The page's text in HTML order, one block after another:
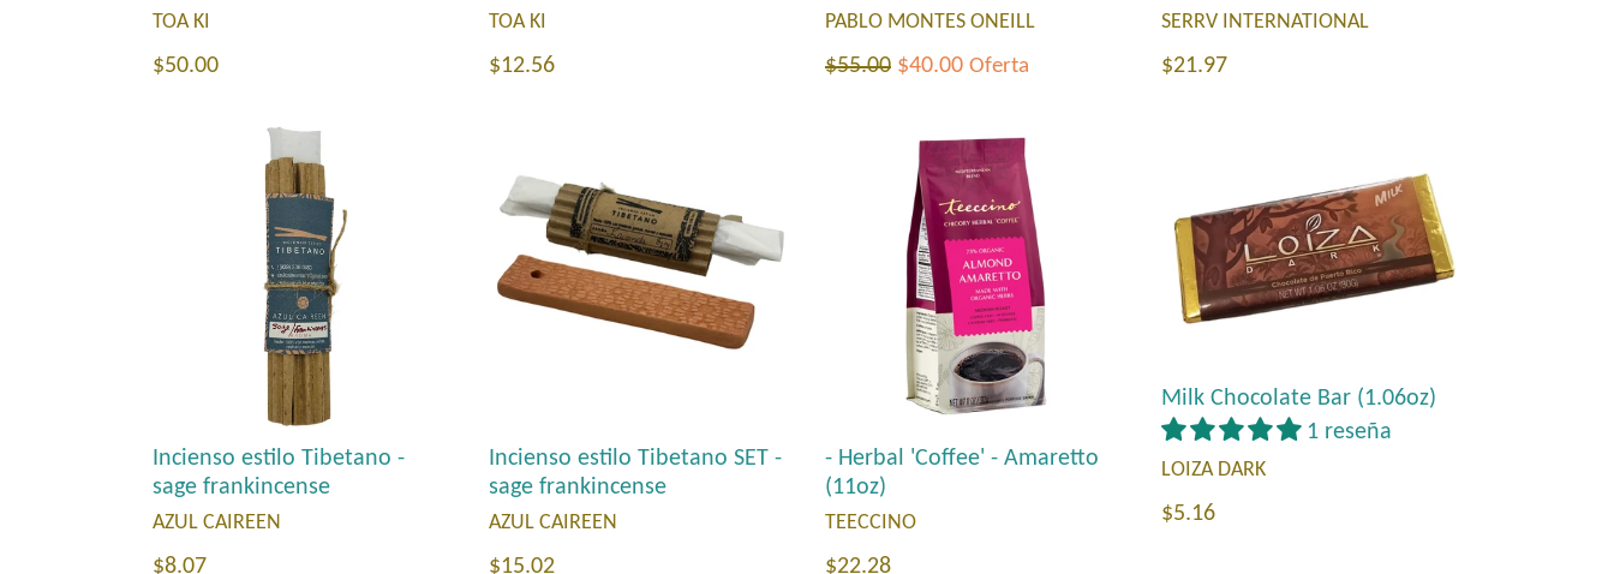
TOA KI
Precio
$50.00
TOA KI
Precio
$12.56
PABLO MONTES ONEILL
Precio
$55.00 $40.00 Oferta
SERRV INTERNATIONAL
Precio
$21.97
Incienso estilo Tibetano -
sage frankincense
AZUL CAIREEN
Precio
$8.07
Incienso estilo Tibetano SET -
sage frankincense
AZUL CAIREEN
Precio
$15.02
- Herbal 'Coffee' - Amaretto
(11oz)
TEECCINO
Precio
$22.28
Milk Chocolate Bar (1.06oz)
1 reseña
LOIZA DARK
Precio
$5.16